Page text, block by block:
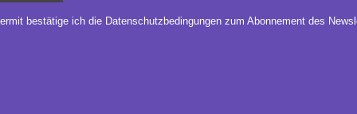
bestätige ich die Datenschutzbedingungen zum Abonnement des